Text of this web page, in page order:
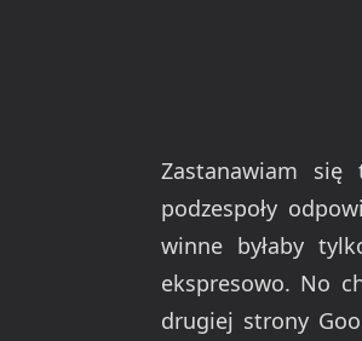
Zastanawiam się
podzespoły
winne byłaby
ekspresowo. No
drugiej strony